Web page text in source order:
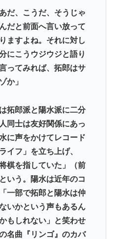
だ、こうだ、そうじゃ
だと前面へ言い放って
ますよね。それに対し
にこうウジウジと語り
ってみれば、拓郎はサ
か」
拓郎派と陽水派に二分
同士は友好関係にあっ
に声をかけてレコード
イフ」を立ち上げ、
棋を指していた」（前
いう。陽水は近年のコ
一部で拓郎と陽水は仲
いかという声もあるん
もしれない」と笑わせ
名曲『リンゴ』のカバ